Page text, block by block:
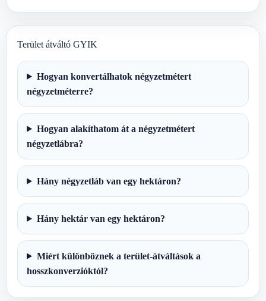
Terület átváltó GYIK
Hogyan konvertálhatok négyzetmétert
négyzetméterre?
Hogyan alakíthatom át a négyzetmétert
négyzetlábra?
Hány négyzetláb van egy hektáron?
Hány hektár van egy hektáron?
Miért különböznek a terület-átváltások a
hosszkonverzióktól?